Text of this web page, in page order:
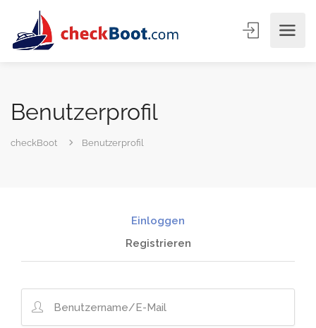
Benutzerprofil
checkBoot Benutzerprofil
Einloggen
Registrieren